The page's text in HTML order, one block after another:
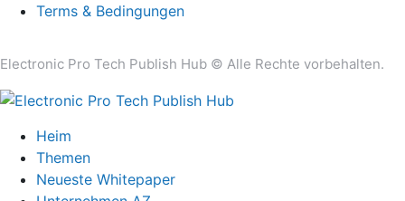
Terms & Bedingungen
Electronic Pro Tech Publish Hub © Alle Rechte vorbehalten.
Heim
Themen
Neueste Whitepaper